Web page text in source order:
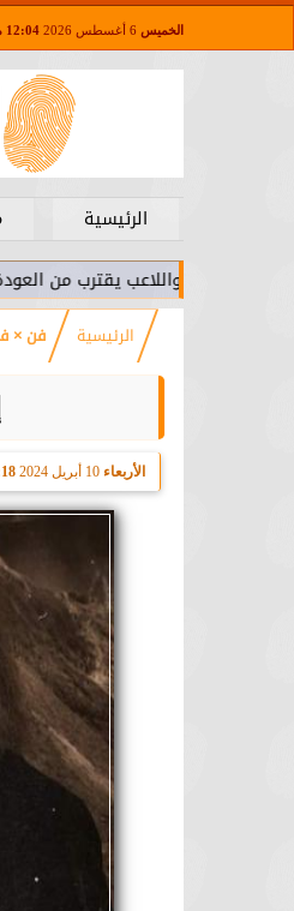
الخميس 12:04 مـ
الرئيسية
واللاعب يقترب من العودة إلى
الرئيسية فن ×
الأربعاء 10 أبريل 2024